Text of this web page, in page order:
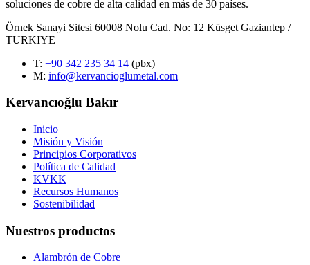
soluciones de cobre de alta calidad en más de 30 países.
Örnek Sanayi Sitesi 60008 Nolu Cad. No: 12 Küsget Gaziantep /
TURKIYE
T: +90 342 235 34 14 (pbx)
M: info@kervancioglumetal.com
Kervancıoğlu Bakır
Inicio
Misión y Visión
Principios Corporativos
Política de Calidad
KVKK
Recursos Humanos
Sostenibilidad
Nuestros productos
Alambrón de Cobre